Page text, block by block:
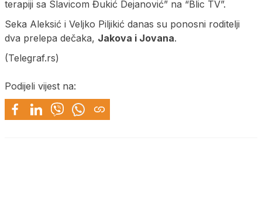
terapiji sa Slavicom Đukić Dejanović” na “Blic TV”.
Seka Aleksić i Veljko Piljikić danas su ponosni roditelji
dva prelepa dečaka, Jakova i Jovana.
(Telegraf.rs)
Podijeli vijest na: